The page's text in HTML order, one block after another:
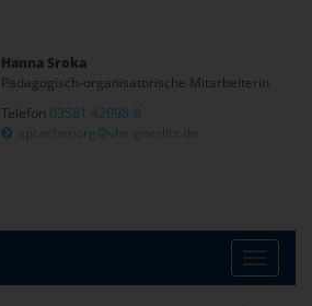
Hanna Sroka
Pädagogisch-organisatorische Mitarbeiterin
Telefon 03581 42098-8
sprachenorg@vhs-goerlitz.de
Toggle